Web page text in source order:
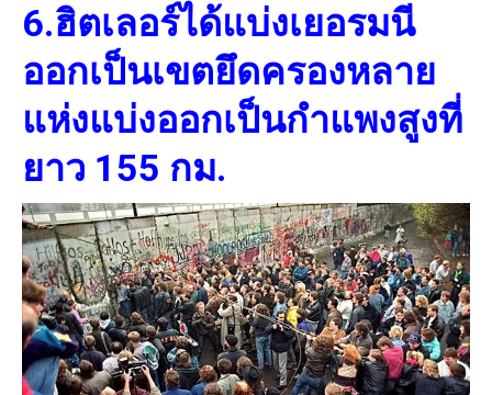
6.ฮิตเลอร์ได้แบ่งเยอรมนี
ออกเป็นเขตยึดครองหลาย
แห่งแบ่งออกเป็นกำแพงสูงที่
ยาว 155 กม.